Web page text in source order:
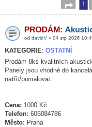
Stránka
1
PRODÁM:
od davidV » 04 srp 2026
KATEGORIE: OSTATNÍ
Prodám 8ks kvalitních
Panely jsou vhodné do
natřít/pomalovat.
Cena: 1000 Kč
Telefon: 606084786
Město: Praha